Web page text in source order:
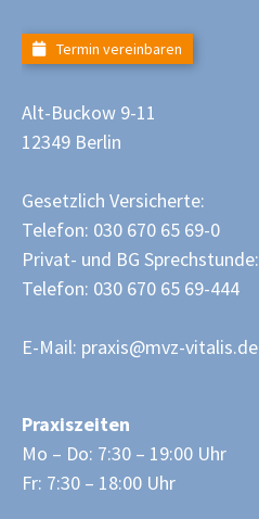
Termin vereinbaren
Alt-Buckow 9-11
12349 Berlin
Gesetzlich Versicherte:
Telefon: 030 670 65 69-0
Privat- und BG Sprechstunde:
Telefon: 030 670 65 69-444
E-Mail: praxis@mvz-vitalis.de
Praxiszeiten
Mo – Do: 7:30 – 19:00 Uhr
Fr: 7:30 – 18:00 Uhr